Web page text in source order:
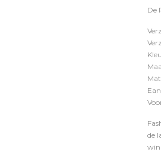
De
de